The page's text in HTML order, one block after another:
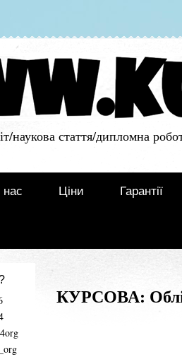
наукова стаття/дипломна
Ціни Гарантії
КУРСОВА: Облік